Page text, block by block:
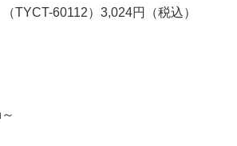
TYCT-60112）3,024円（税込）